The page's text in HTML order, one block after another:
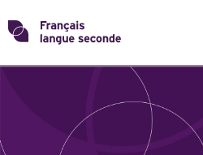
Skip
toTransformons
THÈMES